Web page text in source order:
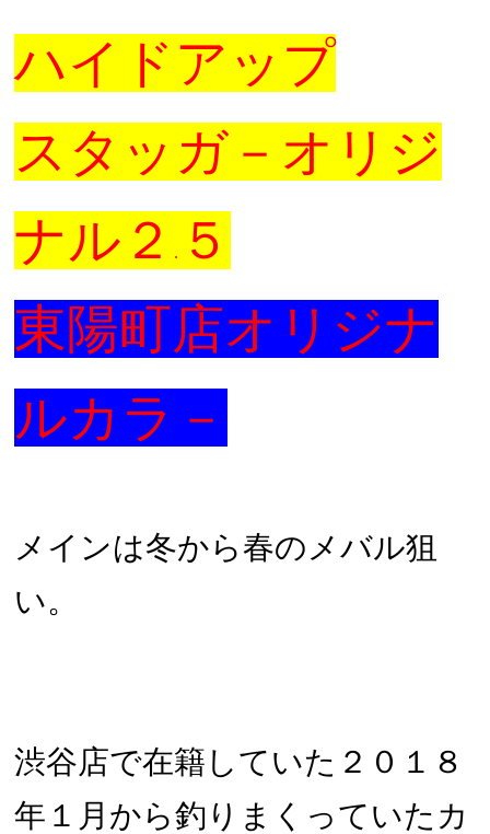
ハイドアップ
スタッガ－オリジ
ナル２
.
５
東陽町店オリジナ
ルカラ－
メインは冬から春のメバル狙
い。
渋谷店で在籍していた２０１８
年１月から釣りまくっていたカ